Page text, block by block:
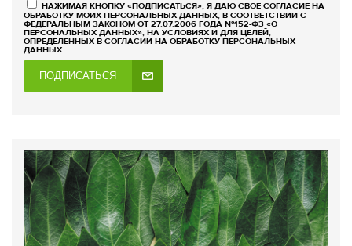
НАЖИМАЯ КНОПКУ «ПОДПИСАТЬСЯ», Я ДАЮ СВОЕ СОГЛАСИЕ НА
ОБРАБОТКУ МОИХ ПЕРСОНАЛЬНЫХ ДАННЫХ, В СООТВЕТСТВИИ С
ФЕДЕРАЛЬНЫМ ЗАКОНОМ ОТ 27.07.2006 ГОДА №152-ФЗ «О
ПЕРСОНАЛЬНЫХ ДАННЫХ», НА УСЛОВИЯХ И ДЛЯ ЦЕЛЕЙ,
ОПРЕДЕЛЕННЫХ В СОГЛАСИИ НА ОБРАБОТКУ ПЕРСОНАЛЬНЫХ
ДАННЫХ
ПОДПИСАТЬСЯ